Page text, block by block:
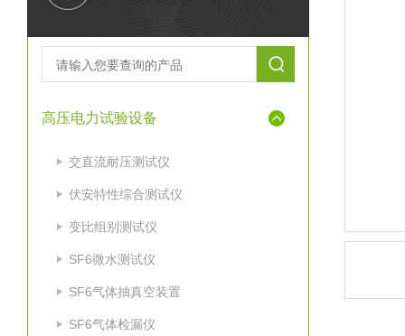
高压电力试验设备
交直流耐压测试仪
伏安特性综合测试仪
变比组别测试仪
SF6微水测试仪
SF6气体抽真空装置
SF6气体检漏仪